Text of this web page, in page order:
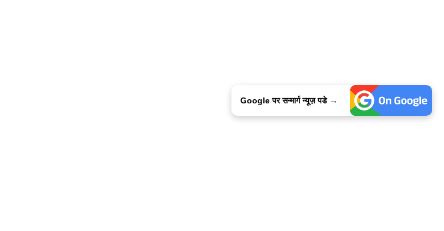
Google पर सन्मार्ग न्यूज़ पडे →